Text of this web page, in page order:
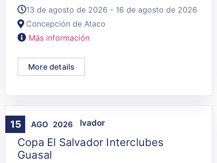
13 de agosto de 2026 - 16 de agosto de 2026
Concepción de Ataco
Más información
More details
15 AGO 2026
Agenda San Salvador
Copa El Salvador Interclubes
Guasal